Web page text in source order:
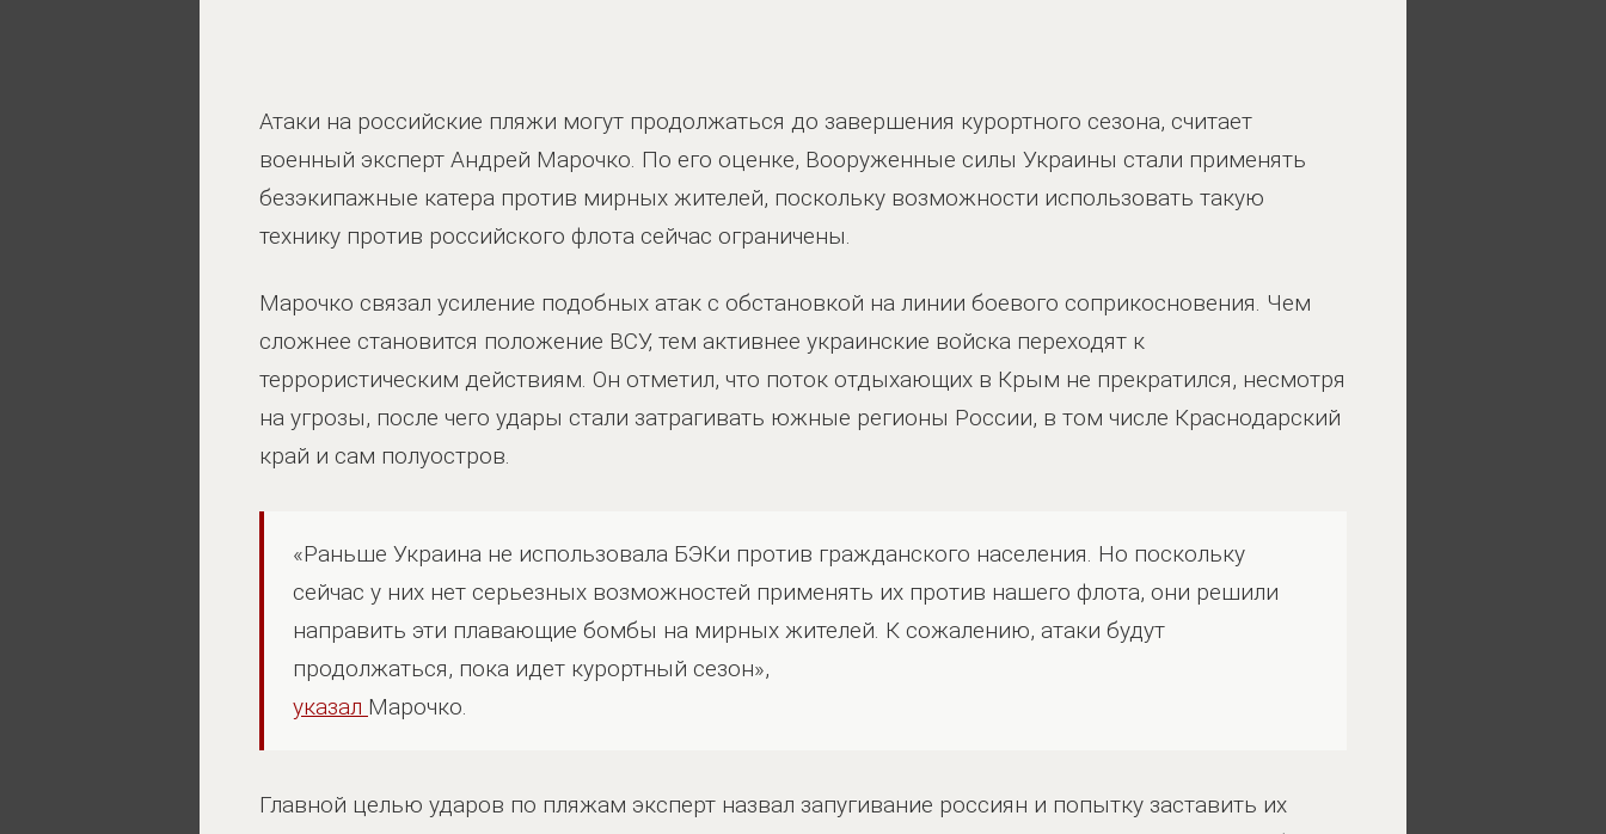
Атаки на российские пляжи могут продолжаться до завершения курортного сезона, считает
военный эксперт Андрей Марочко. По его оценке, Вооруженные силы Украины стали применять
безэкипажные катера против мирных жителей, поскольку возможности использовать такую
технику против российского флота сейчас ограничены.
Марочко связал усиление подобных атак с обстановкой на линии боевого соприкосновения. Чем
сложнее становится положение ВСУ, тем активнее украинские войска переходят к
террористическим действиям. Он отметил, что поток отдыхающих в Крым не прекратился, несмотря
на угрозы, после чего удары стали затрагивать южные регионы России, в том числе Краснодарский
край и сам полуостров.
«Раньше Украина не использовала БЭКи против гражданского населения. Но поскольку
сейчас у них нет серьезных возможностей применять их против нашего флота, они решили
направить эти плавающие бомбы на мирных жителей. К сожалению, атаки будут
продолжаться, пока идет курортный сезон»,
указал Марочко.
Главной целью ударов по пляжам эксперт назвал запугивание россиян и попытку заставить их